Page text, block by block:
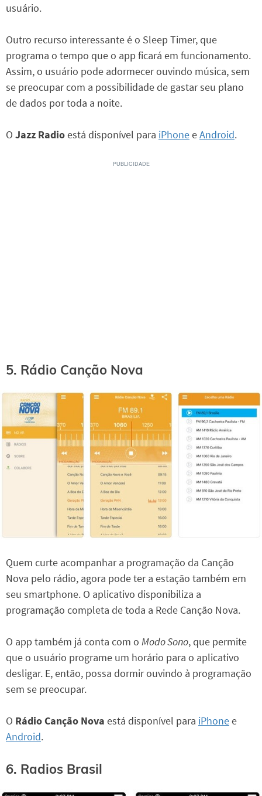
usuário.
Outro recurso interessante é o Sleep Timer, que
programa o tempo que o app ficará em funcionamento.
Assim, o usuário pode adormecer ouvindo música, sem
se preocupar com a possibilidade de gastar seu plano
de dados por toda a noite.
O Jazz Radioestá disponível para iPhoneeAndroid.
5. Rádio Canção Nova
Quem curte acompanhar a programação da Canção
Nova pelo rádio, agora pode ter a estação também em
seu smartphone. O aplicativo disponibiliza a
programação completa de toda a Rede Canção Nova.
O app também já conta com o Modo Sono, que permite
que o usuário programe um horário para o aplicativo
desligar. E, então, possa dormir ouvindo à programação
sem se preocupar.
O Rádio Canção Nova está disponível para iPhonee
Android.
6. Radios Brasil